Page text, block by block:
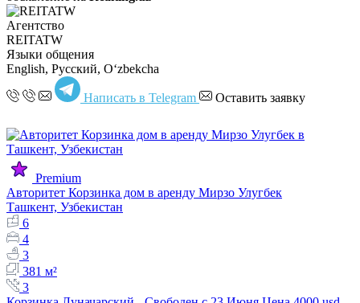
Агентство
REITATW
Языки общения
English, Русский, Oʻzbekcha
Написать в Telegram Оставить заявку
Premium
Авторитет Корзинка дом в аренду Мирзо Улугбек
Ташкент, Узбекистан
6
4
3
381 м²
3